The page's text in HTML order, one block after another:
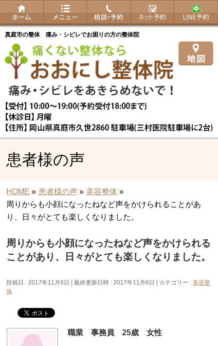
真庭市の整体 痛み・シビレでお困りの方の整体院
患者様の声
HOME » 患者様の声 » 美容整体 »
周りからも小顔になったねなど声をかけられることがあ
り、日々がとても楽しくなりました。
周りからも小顔になったねなど声をかけられる
ことがあり、日々がとても楽しくなりました。
投稿日 : 2017年11月6日 最終更新日時 : 2017年11月6日 カテゴリー :美容整
体
職業 事務員 25歳 女性